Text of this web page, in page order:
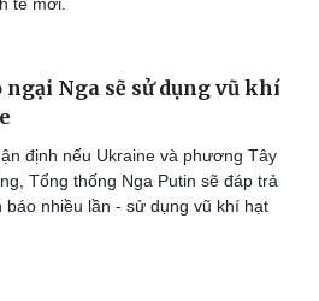
ngại Nga sẽ sử dụng vũ khí
định nếu Ukraine và phương Tây
Tổng thống Nga Putin sẽ đáp trả
báo nhiều lần - sử dụng vũ khí hạt